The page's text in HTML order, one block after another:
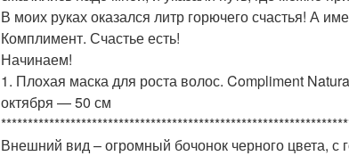
В моих руках оказался литр горючего счастья! А
Комплимент. Счастье есть!
Начинаем!
1. Плохая маска для роста волос. Compliment
октября — 50 см
Внешний вид – огромный бочонок черного цвета, с